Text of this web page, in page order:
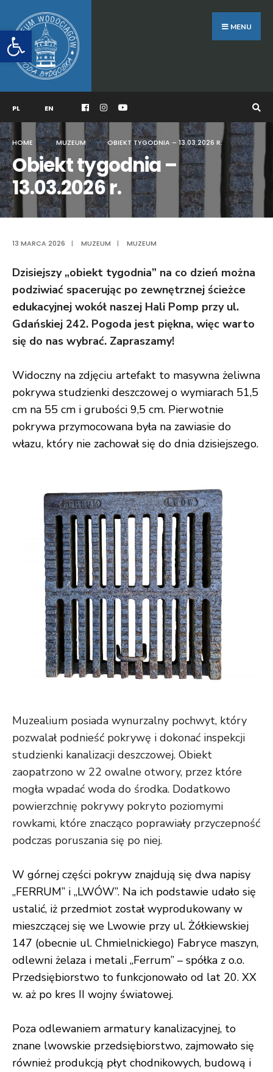
Otwórz pasek narzędzi
to
content
MENU
PL EN
HOME MUZEUM OBIEKT TYGODNIA – 13.03.2026 R.
Obiekt tygodnia –
13.03.2026 r.
13 MARCA 2026 | MUZEUM | MUZEUM
Dzisiejszy „obiekt tygodnia” na co dzień można
podziwiać spacerując po zewnętrznej ścieżce
edukacyjnej wokół naszej Hali Pomp przy ul.
Gdańskiej 242. Pogoda jest piękna, więc warto
się do nas wybrać. Zapraszamy!
Widoczny na zdjęciu artefakt to masywna żeliwna
pokrywa studzienki deszczowej o wymiarach 51,5
cm na 55 cm i grubości 9,5 cm. Pierwotnie
pokrywa przymocowana była na zawiasie do
włazu, który nie zachował się do dnia dzisiejszego.
Muzealium posiada wynurzalny pochwyt, który
pozwalał podnieść pokrywę i dokonać inspekcji
studzienki kanalizacji deszczowej. Obiekt
zaopatrzono w 22 owalne otwory, przez które
mogła wpadać woda do środka. Dodatkowo
powierzchnię pokrywy pokryto poziomymi
rowkami, które znacząco poprawiały przyczepność
podczas poruszania się po niej.
W górnej części pokryw znajdują się dwa napisy
„FERRUM” i „LWÓW”. Na ich podstawie udało się
ustalić, iż przedmiot został wyprodukowany w
mieszczącej się we Lwowie przy ul. Żółkiewskiej
147 (obecnie ul. Chmielnickiego) Fabryce maszyn,
odlewni żelaza i metali „Ferrum” – spółka z o.o.
Przedsiębiorstwo to funkcjonowało od lat 20. XX
w. aż po kres II wojny światowej.
Poza odlewaniem armatury kanalizacyjnej, to
znane lwowskie przedsiębiorstwo, zajmowało się
również produkcją płyt chodnikowych, budową i
for: